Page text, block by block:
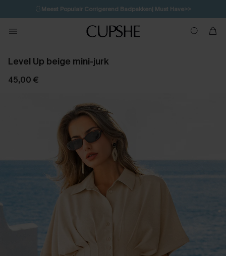
🩱Meest Populair Corrigerend Badpakken| Must Have>>
💌Abonneer je & ontvang tot 15% korting>>
Koop 3, krijg 15% korting | CODE: SW15
Level Up beige mini-jurk
45,00 €